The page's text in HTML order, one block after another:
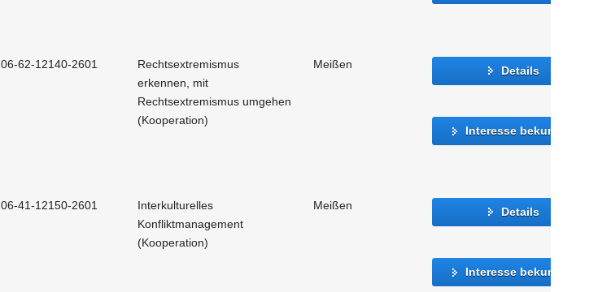
06-62-12140-2601
Rechtsextremismus
erkennen, mit
Rechtsextremismus umgehen
(Kooperation)
Meißen Details
Interesse bekunden
06-41-12150-2601
Interkulturelles
Konfliktmanagement
(Kooperation)
Meißen Details
Interesse bekunden